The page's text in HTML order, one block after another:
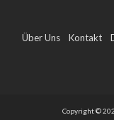
Über Uns Kontakt
Copyright ©